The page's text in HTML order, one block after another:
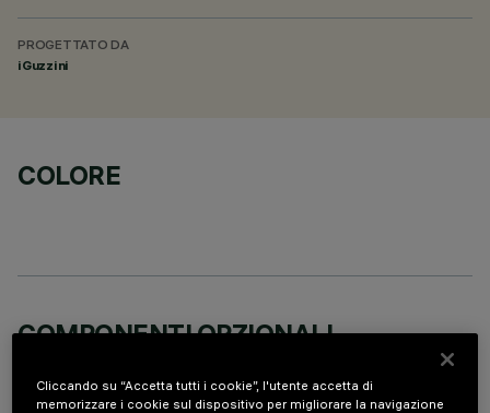
PROGETTATO DA
iGuzzini
COLORE
COMPONENTI OPZIONALI
Cliccando su “Accetta tutti i cookie”, l'utente accetta di
memorizzare i cookie sul dispositivo per migliorare la navigazione